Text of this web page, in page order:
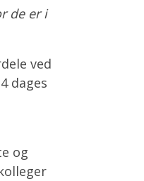
de er i
ved
dages
og